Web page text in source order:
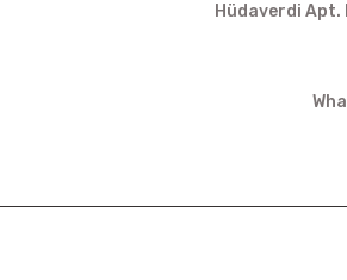
Hüdaverdi Apt.